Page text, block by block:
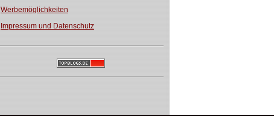
Werbemöglichkeiten
Impressum und Datenschutz